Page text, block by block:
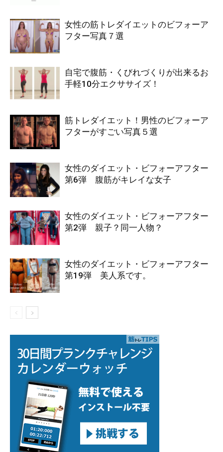
女性の筋トレダイエットのビフォーア
フター写真７選
自宅で腹筋・くびれづくりが出来るお
手軽10分エクササイズ！
筋トレダイエット！男性のビフォーア
フターがすごい写真５選
女性のダイエット・ビフォーアフター
第6弾 腹筋がキレイな女子
女性のダイエット・ビフォーアフター
第2弾 親子？同一人物？
女性のダイエット・ビフォーアフター
第19弾 美人系です。